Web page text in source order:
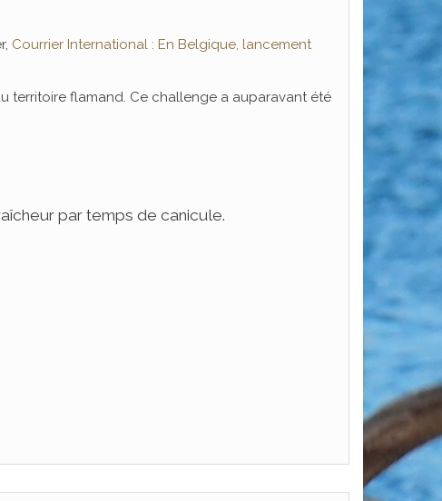
Courrier International : En Belgique, lancement
territoire flamand. Ce challenge a auparavant été
par temps de canicule.